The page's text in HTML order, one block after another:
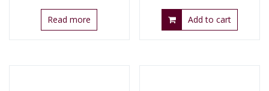
Read more Add to cart